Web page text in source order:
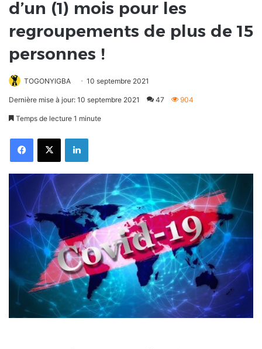
d’un (1) mois pour les
regroupements de plus de 15
personnes !
TOGONYIGBA 10 septembre 2021
Dernière mise à jour: 10 septembre 2021 47 904
Temps de lecture 1 minute
FacebookX Linkedin